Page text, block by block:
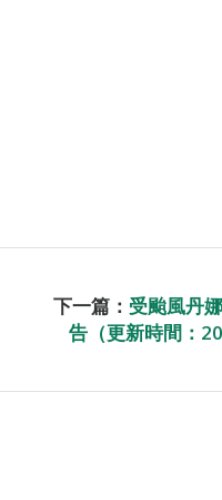
下一篇： 受颱風丹
告（更新時間：